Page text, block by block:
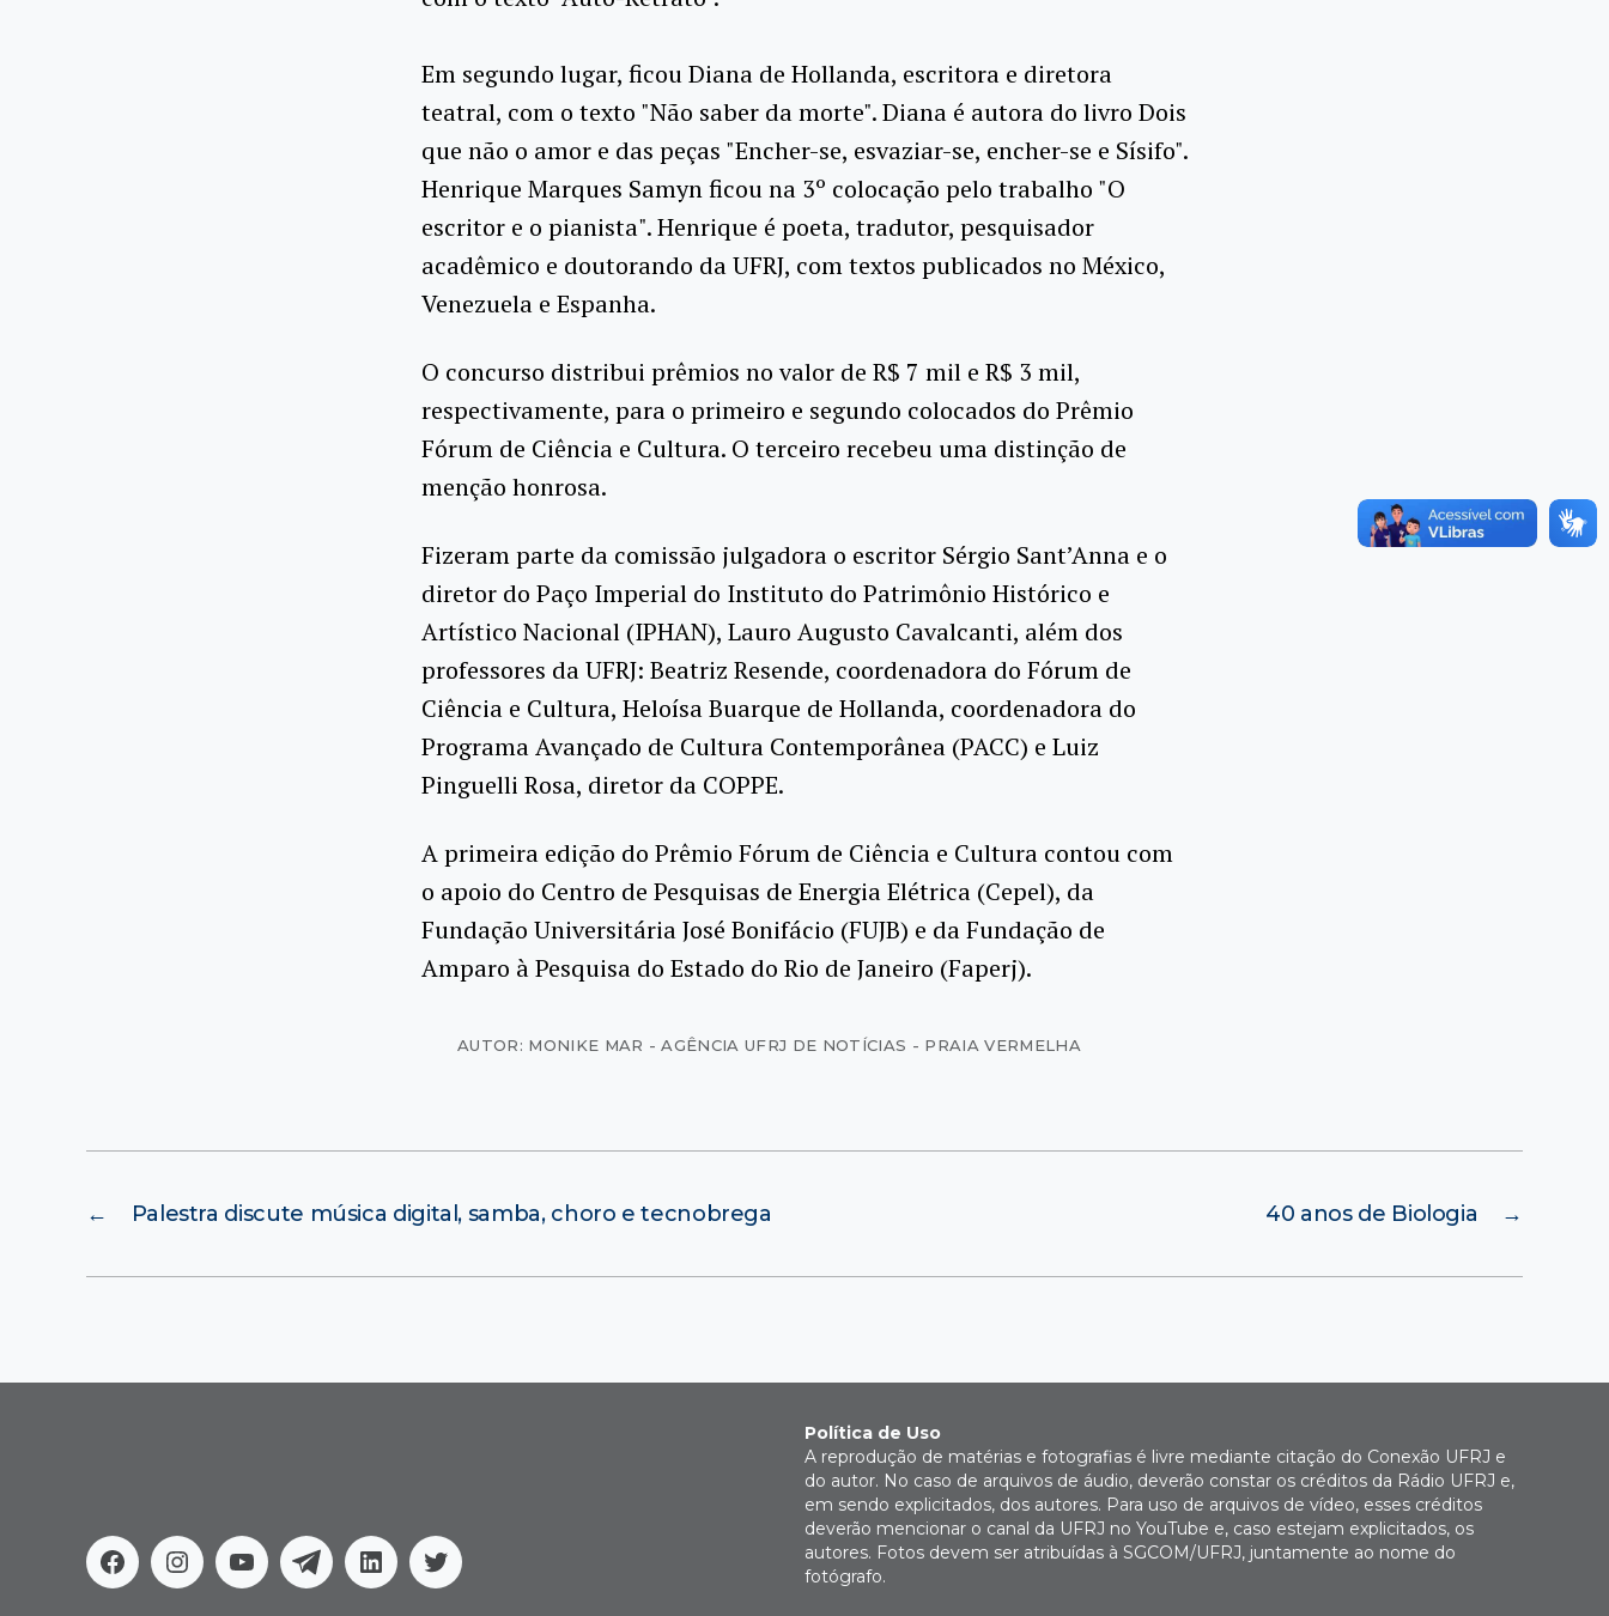
Em segundo lugar, ficou Diana de Hollanda, escritora e diretora
teatral, com o texto "Não saber da morte". Diana é autora do livro Dois
que não o amor e das peças "Encher-se, esvaziar-se, encher-se e Sísifo".
Henrique Marques Samyn ficou na 3º colocação pelo trabalho "O
escritor e o pianista". Henrique é poeta, tradutor, pesquisador
acadêmico e doutorando da UFRJ, com textos publicados no México,
Venezuela e Espanha.
O concurso distribui prêmios no valor de R$ 7 mil e R$ 3 mil,
respectivamente, para o primeiro e segundo colocados do Prêmio
Fórum de Ciência e Cultura. O terceiro recebeu uma distinção de
menção honrosa.
Fizeram parte da comissão julgadora o escritor Sérgio Sant’Anna e o
diretor do Paço Imperial do Instituto do Patrimônio Histórico e
Artístico Nacional (IPHAN), Lauro Augusto Cavalcanti, além dos
professores da UFRJ: Beatriz Resende, coordenadora do Fórum de
Ciência e Cultura, Heloísa Buarque de Hollanda, coordenadora do
Programa Avançado de Cultura Contemporânea (PACC) e Luiz
Pinguelli Rosa, diretor da COPPE.
A primeira edição do Prêmio Fórum de Ciência e Cultura contou com
o apoio do Centro de Pesquisas de Energia Elétrica (Cepel), da
Fundação Universitária José Bonifácio (FUJB) e da Fundação de
Amparo à Pesquisa do Estado do Rio de Janeiro (Faperj).
AUTOR: MONIKE MAR - AGÊNCIA UFRJ DE NOTÍCIAS - PRAIA VERMELHA
← Palestra discute música digital, samba, choro e tecnobrega →
40 anos de Biologia
FacebookInstagram
YoutubeTelegramLinkedinTwitter
Política de Uso
A reprodução de matérias e fotografias é livre mediante citação do Conexão UFRJ e
do autor. No caso de arquivos de áudio, deverão constar os créditos da Rádio UFRJ e,
em sendo explicitados, dos autores. Para uso de arquivos de vídeo, esses créditos
deverão mencionar o canal da UFRJ no YouTube e, caso estejam explicitados, os
autores. Fotos devem ser atribuídas à SGCOM/UFRJ, juntamente ao nome do
fotógrafo.